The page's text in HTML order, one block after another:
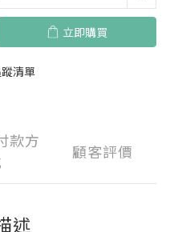
立即購買
清單
款方
顧客評價
述